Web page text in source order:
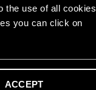
the use of all cookies
you can click on
ACCEPT